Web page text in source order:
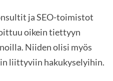
ja SEO-toimistot
oikein tiettyyn
Niiden olisi myös
liittyviin hakukyselyihin.